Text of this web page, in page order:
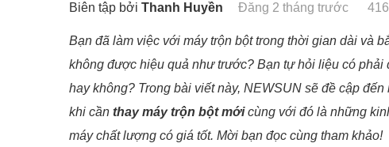
Biên tập bởi Thanh Huyền Đăng 2 tháng trước
Bạn đã làm việc với máy trộn bột trong thời gian dài và
không được hiệu quả như trước? Bạn tự hỏi liệu có phải
hay không? Trong bài viết này, NEWSUN sẽ đề cập
khi cần thay máy trộn bột mớicùng với đó là những
máy chất lượng có giá tốt. Mời bạn đọc cùng tham khảo!